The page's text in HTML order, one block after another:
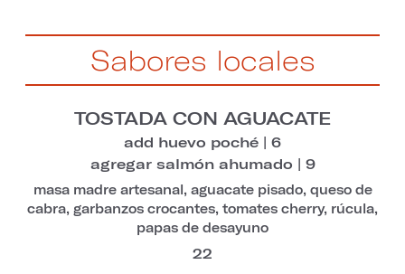
Sabores locales
TOSTADA CON AGUACATE
add huevo poché | 6
agregar salmón ahumado | 9
masa madre artesanal, aguacate pisado, queso de
cabra, garbanzos crocantes, tomates cherry, rúcula,
papas de desayuno
22